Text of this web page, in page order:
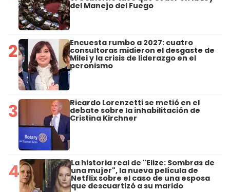
del Manejo del Fuego
2 Encuesta rumbo a 2027: cuatro
consultoras midieron el desgaste de
Milei y la crisis de liderazgo en el
peronismo
3 Ricardo Lorenzetti se metió en el
debate sobre la inhabilitación de
Cristina Kirchner
4 La historia real de "Elize: Sombras de
una mujer", la nueva película de
Netflix sobre el caso de una esposa
que descuartizó a su marido